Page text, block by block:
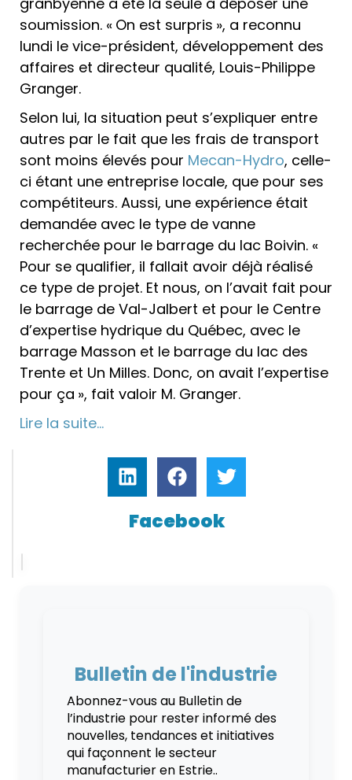
soumission. « On est surpris », a reconnu
lundi le vice-président, développement des
affaires et directeur qualité, Louis-Philippe
Granger.
Selon lui, la situation peut s’expliquer entre
autres par le fait que les frais de transport
sont moins élevés pour Mecan-Hydro, celle-
ci étant une entreprise locale, que pour ses
compétiteurs. Aussi, une expérience était
demandée avec le type de vanne
recherchée pour le barrage du lac Boivin. «
Pour se qualifier, il fallait avoir déjà réalisé
ce type de projet. Et nous, on l’avait fait pour
le barrage de Val-Jalbert et pour le Centre
d’expertise hydrique du Québec, avec le
barrage Masson et le barrage du lac des
Trente et Un Milles. Donc, on avait l’expertise
pour ça », fait valoir M. Granger.
Lire la suite…
Facebook
Bulletin de l'industrie
Abonnez-vous au Bulletin de
l’industrie pour rester informé des
nouvelles, tendances et initiatives
qui façonnent le secteur
manufacturier en Estrie..